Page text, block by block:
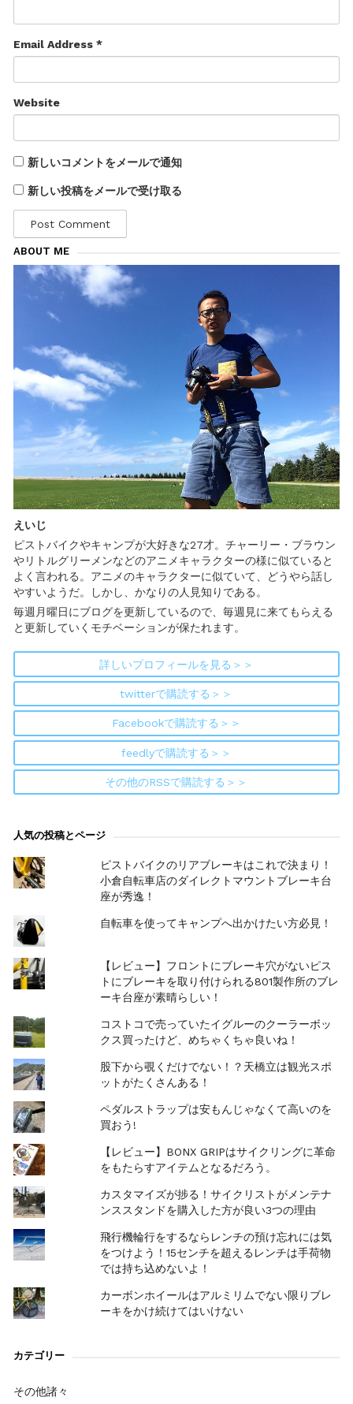
Email Address *
Website
新しいコメントをメールで通知
新しい投稿をメールで受け取る
ABOUT ME
えいじ
ピストバイクやキャンプが大好きな27才。チャーリー・ブラウン
やリトルグリーメンなどのアニメキャラクターの様に似ていると
よく言われる。アニメのキャラクターに似ていて、どうやら話し
やすいようだ。しかし、かなりの人見知りである。
毎週月曜日にブログを更新しているので、毎週見に来てもらえる
と更新していくモチベーションが保たれます。
詳しいプロフィールを見る＞＞
twitterで購読する＞＞
Facebookで購読する＞＞
feedlyで購読する＞＞
その他のRSSで購読する＞＞
人気の投稿とページ
ピストバイクのリアブレーキはこれで決まり！
小倉自転車店のダイレクトマウントブレーキ台
座が秀逸！
自転車を使ってキャンプへ出かけたい方必見！
【レビュー】フロントにブレーキ穴がないピス
トにブレーキを取り付けられる801製作所のブレ
ーキ台座が素晴らしい！
コストコで売っていたイグルーのクーラーボッ
クス買ったけど、めちゃくちゃ良いね！
股下から覗くだけでない！？天橋立は観光スポ
ットがたくさんある！
ペダルストラップは安もんじゃなくて高いのを
買おう!
【レビュー】BONX GRIPはサイクリングに革命
をもたらすアイテムとなるだろう。
カスタマイズが捗る！サイクリストがメンテナ
ンススタンドを購入した方が良い3つの理由
飛行機輪行をするならレンチの預け忘れには気
をつけよう！15センチを超えるレンチは手荷物
では持ち込めないよ！
カーボンホイールはアルミリムでない限りブレ
ーキをかけ続けてはいけない
カテゴリー
その他諸々